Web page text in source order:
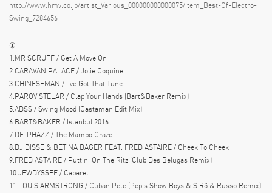
http://www.hmv.co.jp/artist_Various_000000000000075/item_Best-Of-Electro-
Swing_7284656
①
1.MR SCRUFF / Get A Move On
2.CARAVAN PALACE / Jolie Coquine
3.CHINESEMAN / I’ve Got That Tune
4.PAROV STELAR / Clap Your Hands (Bart&Baker Remix)
5.ADSS / Swing Mood (Castaman Edit Mix)
6.BART&BAKER / Istanbul 2016
7.DE-PHAZZ / The Mambo Craze
8.DJ DISSE & BETINA BAGER FEAT. FRED ASTAIRE / Cheek To Cheek
9.FRED ASTAIRE / Puttin’ On The Ritz (Club Des Belugas Remix)
10.JEWDYSSEE / Cabaret
11.LOUIS ARMSTRONG / Cuban Pete (Pep’s Show Boys & S.Rö & Russo Remix)